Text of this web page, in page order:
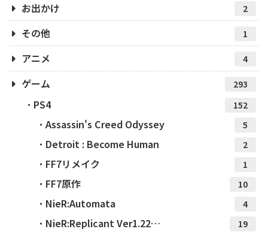
お出かけ 2
その他 1
アニメ 4
ゲーム 293
PS4 152
Assassin's Creed Odyssey 5
Detroit : Become Human 2
FF7リメイク 1
FF7原作 10
NieR:Automata 4
NieR:Replicant Ver1.22… 19